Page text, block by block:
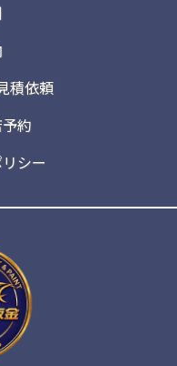
積依頼
約
シー